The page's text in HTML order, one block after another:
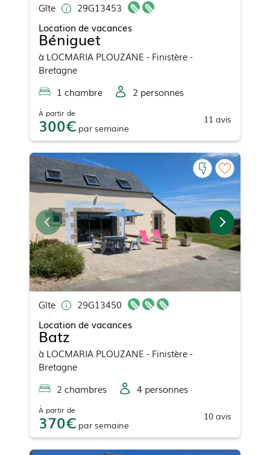
Gîte
29G13453
Location de vacances
Béniguet
à LOCMARIA PLOUZANE - Finistère -
Bretagne
1 chambre 2 personnes
À partir de
300 par semaine
11 avis
Gîte
29G13450
Location de vacances
Batz
à LOCMARIA PLOUZANE - Finistère -
Bretagne
2 chambres 4 personnes
À partir de
370 par semaine
10 avis